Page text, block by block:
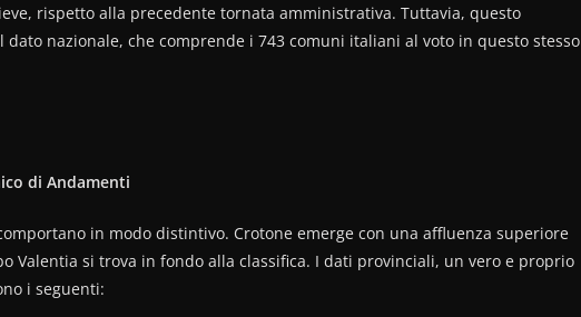
rispetto alla precedente tornata amministrativa. Tuttavia, questo
nazionale, che comprende i 743 comuni italiani al voto in questo stesso
di Andamenti
in modo distintivo. Crotone emerge con una affluenza superiore
Valentia si trova in fondo alla classifica. I dati provinciali, un vero e proprio
i seguenti: